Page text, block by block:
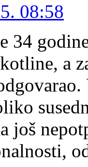
08:58
34
a
još